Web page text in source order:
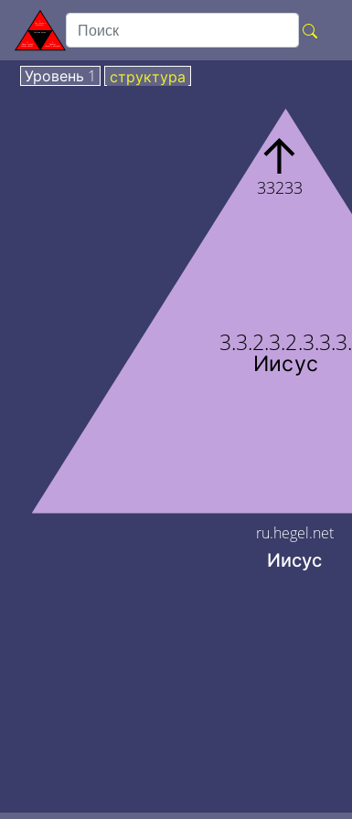
Уровень 1 структура
3.3.2.3.2.3.3.3.
Иисус
↑
33233
ru.hegel.net
Иисус